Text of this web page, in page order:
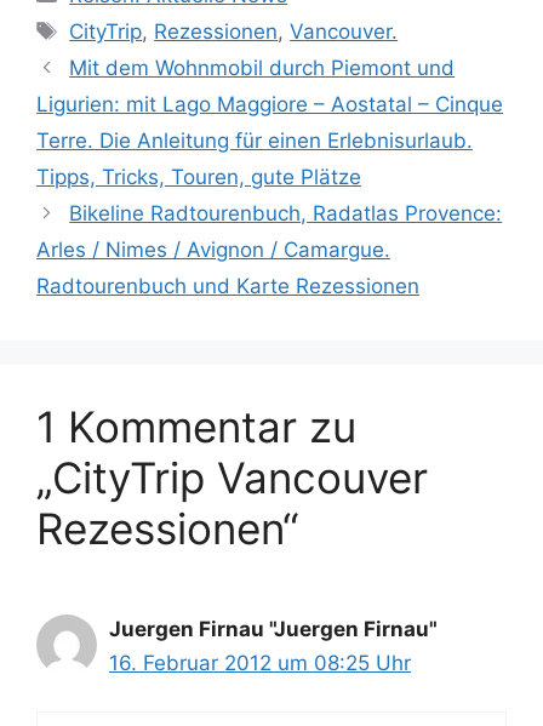
Schlagwörter
CityTrip, Rezessionen,Vancouver.
Mit dem Wohnmobil durch Piemont und
Ligurien: mit Lago Maggiore – Aostatal – Cinque
Terre. Die Anleitung für einen Erlebnisurlaub.
Tipps, Tricks, Touren, gute Plätze
Bikeline Radtourenbuch, Radatlas Provence:
Arles / Nimes / Avignon / Camargue.
Radtourenbuch und Karte Rezessionen
1 Kommentar zu
„CityTrip Vancouver
Rezessionen“
Juergen Firnau "Juergen Firnau"
16. Februar 2012 um 08:25 Uhr